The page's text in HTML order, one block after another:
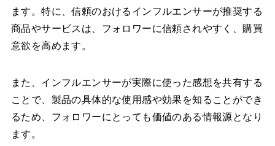
ます。特に、信頼のおけるインフルエンサーが推奨する
商品やサービスは、フォロワーに信頼されやすく、購買
意欲を高めます。
また、インフルエンサーが実際に使った感想を共有する
ことで、製品の具体的な使用感や効果を知ることができ
るため、フォロワーにとっても価値のある情報源となり
ます。